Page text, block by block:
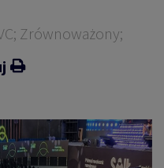
Zrównoważony;